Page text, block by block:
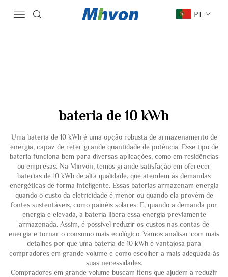
PT
bateria de 10 kWh
Uma bateria de 10 kWh é uma opção robusta de armazenamento de
energia, capaz de reter grande quantidade de potência. Esse tipo de
bateria funciona bem para diversas aplicações, como em residências
ou empresas. Na Minvon, temos grande satisfação em oferecer
baterias de 10 kWh de alta qualidade, que atendem às demandas
energéticas de forma inteligente. Essas baterias armazenam energia
quando o custo da eletricidade é menor ou quando ela provém de
fontes sustentáveis, como painéis solares. E, quando a demanda por
energia é elevada, a bateria libera essa energia previamente
armazenada. Assim, é possível reduzir os custos nas contas de
energia e tornar o consumo mais ecológico. Vamos analisar com mais
detalhes por que uma bateria de 10 kWh é vantajosa para
compradores em grande volume e como escolher a mais adequada às
suas necessidades.
Compradores em grande volume buscam itens que ajudem a reduzir